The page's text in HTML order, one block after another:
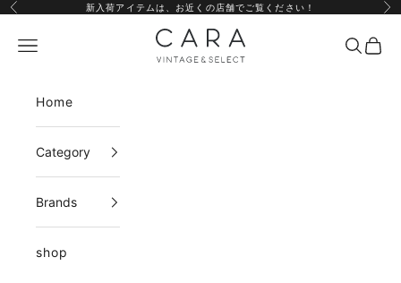
コンテンツへスキップ
前へ 新入荷アイテムは、 お近くの店舗でご覧ください！ 次
CARA vintage&select
メニュー 検索カー
Home
Category
Brands
shop